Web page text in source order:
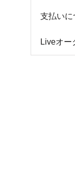
支払いに
Liveオー